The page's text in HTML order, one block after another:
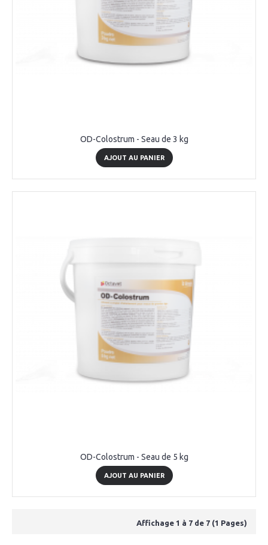
OD-Colostrum - Seau de 3 kg
AJOUT AU PANIER
OD-Colostrum - Seau de 5 kg
AJOUT AU PANIER
Affichage 1 à 7 de 7 (1 Pages)